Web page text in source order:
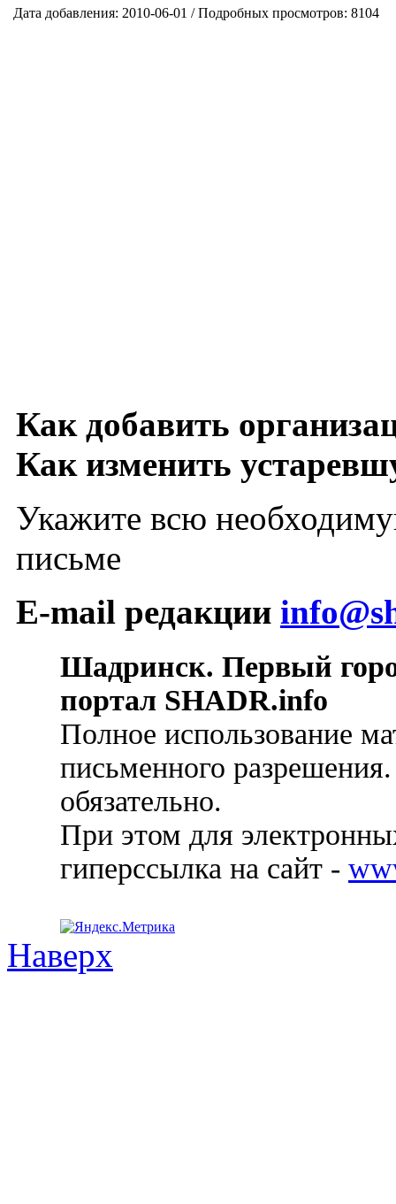
Дата добавления: 2010-06-01 / Подробных просмотров: 8104
Как добавить
Как изменить
Укажите всю
письме
E-mail редакции
Шадринск. Первый
портал SHADR.info
Полное использование
письменного
обязательно.
При этом для
гиперссылка на сайт -
Наверх